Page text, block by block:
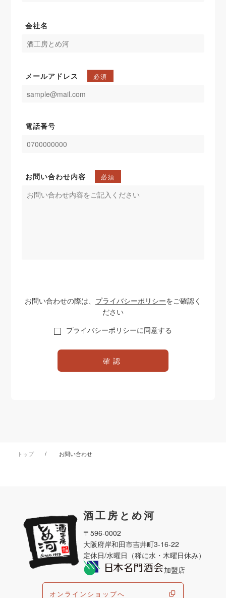
会社名
メールアドレス 必須
電話番号
お問い合わせ内容 必須
お問い合わせの際は、 プライバシーポリシーをご確認く
ださい
プライバシーポリシーに同意する
確認
トップ お問い合わせ
酒工房とめ河
〒596-0002
大阪府岸和田市吉井町3-16-22
定休日/水曜日（稀に水・木曜日休み）
加盟店
オンラインショップへ